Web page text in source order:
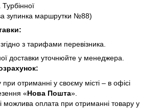
зупинка маршрутки №88)
з тарифами перевізника.
доставки уточнюйте у менеджера.
отриманні у своєму місті – в офісі
«Нова Пошта».
можлива оплата при отриманні товару у